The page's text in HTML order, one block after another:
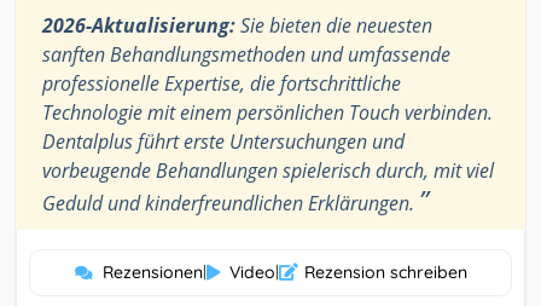
2026-Aktualisierung:Sie bieten die neuesten
sanften Behandlungsmethoden und umfassende
professionelle Expertise, die fortschrittliche
Technologie mit einem persönlichen Touch verbinden.
Dentalplus führt erste Untersuchungen und
vorbeugende Behandlungen spielerisch durch, mit viel
Geduld und kinderfreundlichen Erklärungen. ”
Rezensionen| Video| Rezension schreiben